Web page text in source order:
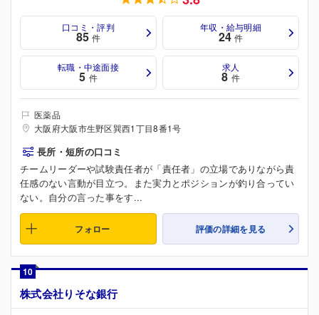
口コミ・評判
85 件
年収・給与明細
24 件
転職・中途面接
5 件
求人
8 件
医薬品
大阪府大阪市生野区巽西1丁目8番1号
長所・短所の口コミ
チームリーダーや試験責任者が「責任者」の立場でありながら責
任感のない言動が目立つ。また実力とポジションが釣り合ってい
ない。自分の言った事をす...
フォロー 評価の詳細を見る
10
株式会社りそな銀行